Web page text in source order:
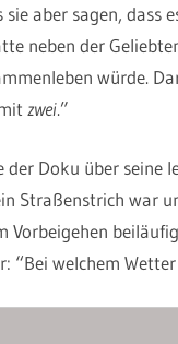
aber sagen, dass
neben der
würde.
zwei.”
der Doku über seine
Straßenstrich war
Vorbeigehen
“Bei welchem